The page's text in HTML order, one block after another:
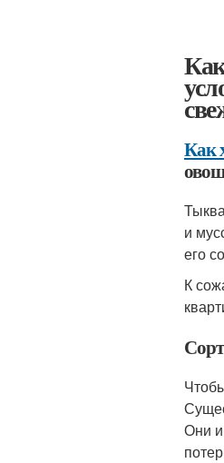
Как
и
его
К
Они